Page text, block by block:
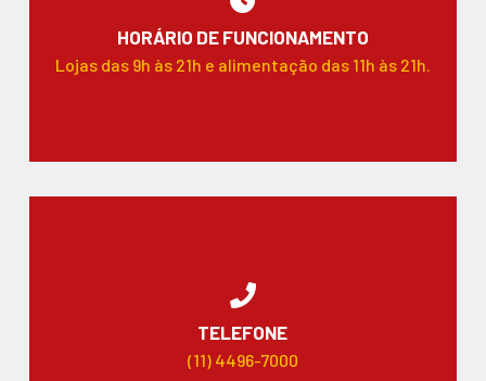
HORÁRIO DE FUNCIONAMENTO
Lojas das 9h às 21h e alimentação das 11h às 21h.
TELEFONE
(11) 4496-7000